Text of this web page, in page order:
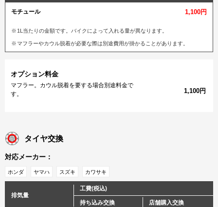
モチュール 1,100円
1L当たりの金額です。バイクによって入れる量が異なります。
マフラーやカウル脱着が必要な際は別途費用が掛かることがあります。
オプション料金
マフラー。カウル脱着を要する場合別途料金で
す。
1,100円
タイヤ交換
対応メーカー：
ホンダ ヤマハ スズキ カワサキ
排気量
工費(税込)
持ち込み交換 店舗購入交換